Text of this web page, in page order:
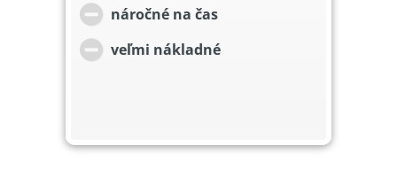
náročné na čas
veľmi nákladné